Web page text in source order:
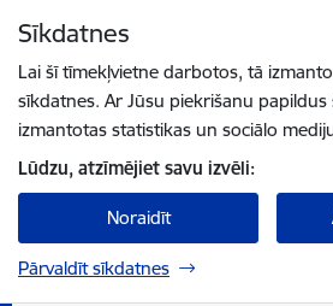
Sīkdatnes
Lai šī tīmekļvietne darbotos, tā
sīkdatnes. Ar Jūsu piekrišanu
izmantotas statistikas un sociālo
Lūdzu, atzīmējiet savu izvēli:
Noraidīt
Pārvaldīt sīkdatnes